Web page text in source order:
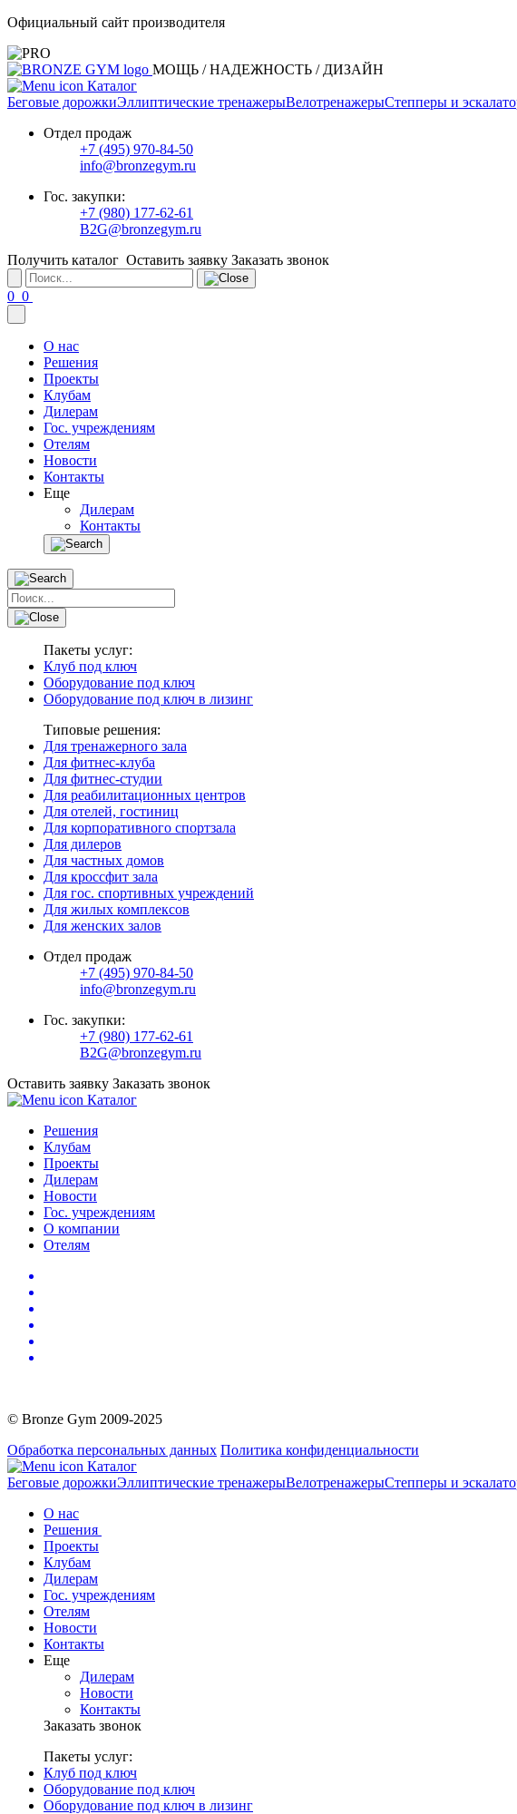
Официальный сайт производителя
МОЩЬ / НАДЕЖНОСТЬ / ДИЗАЙН
Каталог
Беговые дорожкиЭллиптические тренажерыВелотренажерыСтепперы и
Отдел продаж
+7 (495) 970-84-50
info@bronzegym.ru
Гос. закупки:
+7 (980) 177-62-61
B2G@bronzegym.ru
Получить каталог Оставить заявку Заказать звонок
0 0
О нас
Решения
Проекты
Клубам
Дилерам
Гос. учреждениям
Отелям
Новости
Контакты
Еще
Дилерам
Контакты
Пакеты услуг:
Клуб под ключ
Оборудование под ключ
Оборудование под ключ в лизинг
Типовые решения:
Для тренажерного зала
Для фитнес-клуба
Для фитнес-студии
Для реабилитационных центров
Для отелей, гостиниц
Для корпоративного спортзала
Для дилеров
Для частных домов
Для кроссфит зала
Для гос. спортивных учреждений
Для жилых комплексов
Для женских залов
Отдел продаж
+7 (495) 970-84-50
info@bronzegym.ru
Гос. закупки:
+7 (980) 177-62-61
B2G@bronzegym.ru
Оставить заявку Заказать звонок
Каталог
Решения
Клубам
Проекты
Дилерам
Новости
Гос. учреждениям
О компании
Отелям
© Bronze Gym 2009-2025
Обработка персональных данных Политика конфиденциальности
Каталог
Беговые дорожкиЭллиптические тренажерыВелотренажерыСтепперы и
О нас
Решения
Проекты
Клубам
Дилерам
Гос. учреждениям
Отелям
Новости
Контакты
Еще
Дилерам
Новости
Контакты
Заказать звонок
Пакеты услуг:
Клуб под ключ
Оборудование под ключ
Оборудование под ключ в лизинг